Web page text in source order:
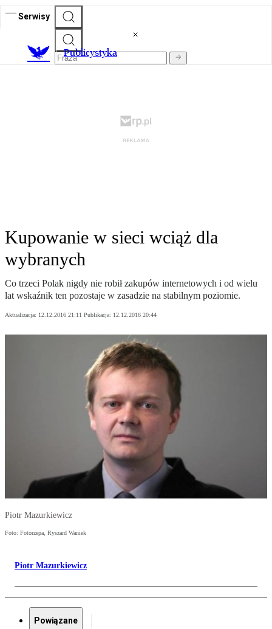
Serwisy
Publicystyka
Kupowanie w sieci wciąż dla
wybranych
Co trzeci Polak nigdy nie robił zakupów internetowych i od wielu
lat wskaźnik ten pozostaje w zasadzie na stabilnym poziomie.
Aktualizacja: 12.12.2016 21:11 Publikacja: 12.12.2016 20:44
Piotr Mazurkiewicz
Foto: Fotorzepa, Ryszard Waniek
Piotr Mazurkiewicz
Powiązane